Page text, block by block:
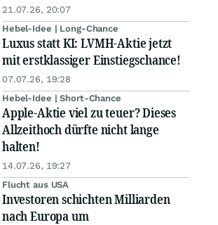
21.07.26, 20:07
Hebel-Idee | Long-Chance
Luxus statt KI: LVMH-Aktie jetzt
mit erstklassiger Einstiegschance!
07.07.26, 19:28
Hebel-Idee | Short-Chance
Apple-Aktie viel zu teuer? Dieses
Allzeithoch dürfte nicht lange
halten!
14.07.26, 19:27
Flucht aus USA
Investoren schichten Milliarden
nach Europa um